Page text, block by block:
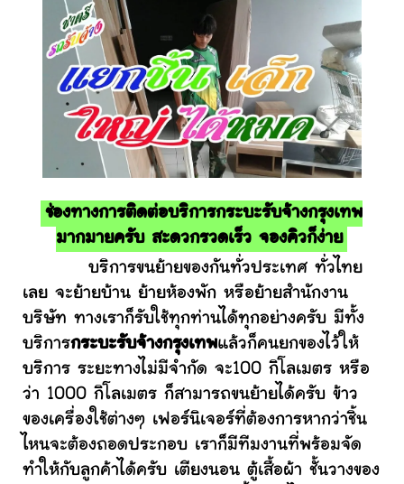
ช่องทางการติดต่อบริการกระบะรับจ้างกรุงเทพ
มากมายครับ สะดวกรวดเร็ว จองคิวก็ง่าย
บริการขนย้ายของกันทั่วประเทศ ทั่วไทย
เลย จะย้ายบ้าน ย้ายห้องพัก หรือย้ายสำนักงาน
บริษัท ทางเราก็รับใช้ทุกท่านได้ทุกอย่างครับ มีทั้ง
บริการกระบะรับจ้างกรุงเทพแล้วก็คนยกของไว้ให้
บริการ ระยะทางไม่มีจำกัด จะ100 กิโลเมตร หรือ
ว่า 1000 กิโลเมตร ก็สามารถขนย้ายได้ครับ ข้าว
ของเครื่องใช้ต่างๆ เฟอร์นิเจอร์ที่ต้องการหากว่าชิ้น
ไหนจะต้องถอดประกอบ เราก็มีทีมงานที่พร้อมจัด
ทำให้กับลูกค้าได้ครับ เตียงนอน ตู้เสื้อผ้า ชั้นวางของ